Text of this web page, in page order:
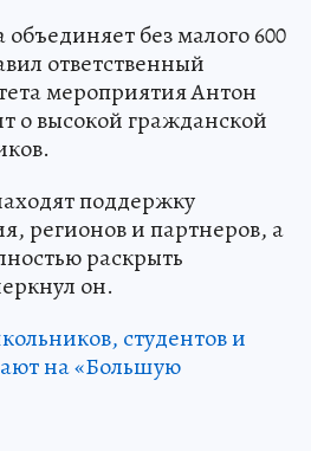
без малого 600
ответственный
мероприятия Антон
о высокой гражданской
поддержку
регионов и партнеров, а
раскрыть
он.
студентов и
на «Большую